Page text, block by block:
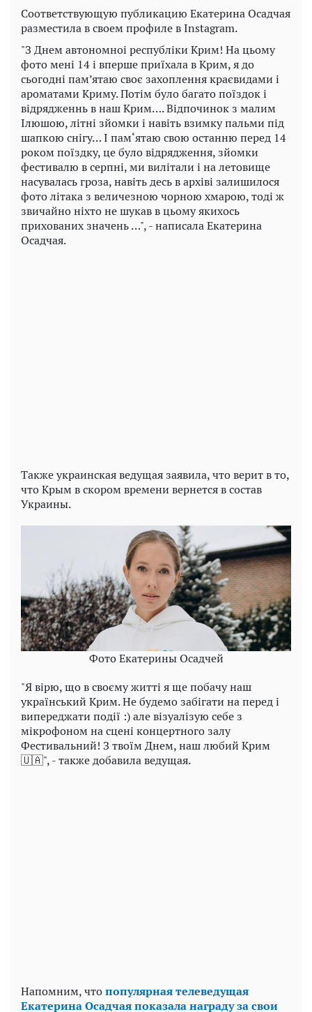
Соответствующую публикацию Екатерина Осадчая
разместила в своем профиле в Instagram.
"З Днем автономноі республіки Крим! На цьому
фото мені 14 і вперше приїхала в Крим, я до
сьогодні пам’ятаю своє захоплення краєвидами і
ароматами Криму. Потім було багато поїздок і
відрядженнь в наш Крим…. Відпочинок з малим
Ілюшою, літні зйомки і навіть взимку пальми під
шапкою снігу… І пам‘ятаю свою останню перед 14
роком поїздку, це було відрядження, зйомки
фестивалю в серпні, ми вилітали і на летовище
насувалась гроза, навіть десь в архіві залишилося
фото літака з величезною чорною хмарою, тоді ж
звичайно ніхто не шукав в цьому якихось
прихованих значень …", - написала Екатерина
Осадчая.
Также украинская ведущая заявила, что верит в то,
что Крым в скором времени вернется в состав
Украины.
Фото Екатерины Осадчей
"Я вірю, що в своєму житті я ще побачу наш
український Крим. Не будемо забігати на перед і
випереджати події :) але візуалізую себе з
мікрофоном на сцені концертного залу
Фестивальний! З твоїм Днем, наш любий Крим
🇺🇦", - также добавила ведущая.
Напомним, чтопопулярная телеведущая
Екатерина Осадчая показала награду за свои